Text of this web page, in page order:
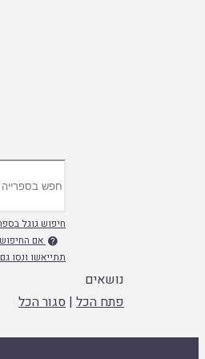
חיפוש גוגל
 אם
תתייאשו ונסו
נושאים
פתח הכל| סגור הכל